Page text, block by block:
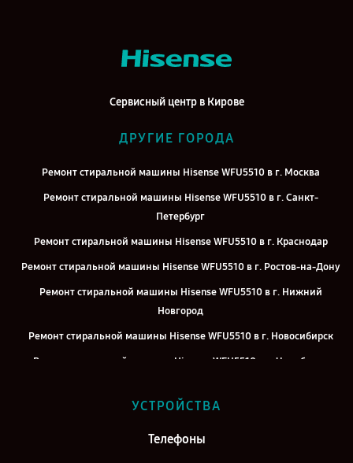
Сервисный центр в Кирове
ДРУГИЕ ГОРОДА
Ремонт стиральной машины Hisense WFU5510 в г. Москва
Ремонт стиральной машины Hisense WFU5510 в г. Санкт-
Петербург
Ремонт стиральной машины Hisense WFU5510 в г. Краснодар
Ремонт стиральной машины Hisense WFU5510 в г. Ростов-на-Дону
Ремонт стиральной машины Hisense WFU5510 в г. Нижний
Новгород
Ремонт стиральной машины Hisense WFU5510 в г. Новосибирск
Ремонт стиральной машины Hisense WFU5510 в г. Челябинск
Ремонт стиральной машины Hisense WFU5510 в г. Казань
Ремонт стиральной машины Hisense WFU5510 в г. Воронеж
УСТРОЙСТВА
Телефоны